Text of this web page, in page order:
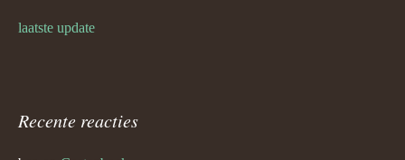
laatste update
Recente reacties